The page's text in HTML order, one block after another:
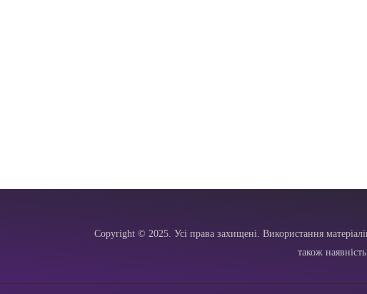
Copyright © 2025. Усі права захищені. Використання
також